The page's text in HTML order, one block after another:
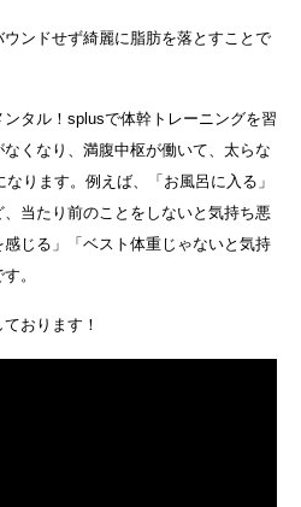
ンドせず綺麗に脂肪を落とすことで
タル！splusで体幹トレーニングを習
くなり、満腹中枢が働いて、太らな
なります。例えば、「お風呂に入る」
、当たり前のことをしないと気持ち悪
じる」「ベスト体重じゃないと気持
。
おります！